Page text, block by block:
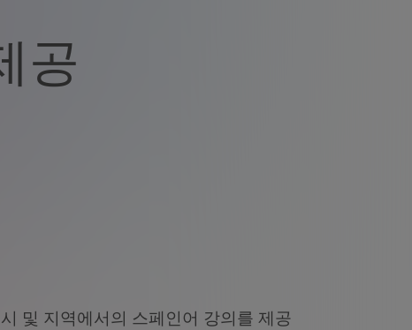
공
및 지역에서의 스페인어 강의를 제공